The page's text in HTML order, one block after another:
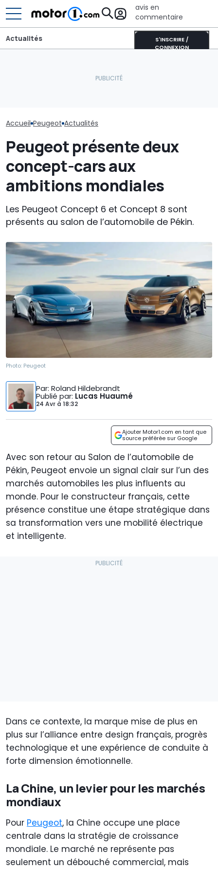
avis en
commentaire
S'INSCRIRE /
CONNEXION
Actualités
Accueil Peugeot Actualités
Peugeot présente deux
concept-cars aux
ambitions mondiales
Les Peugeot Concept 6 et Concept 8 sont
présents au salon de l’automobile de Pékin.
Photo: Peugeot
Par: Roland Hildebrandt
Publié par: Lucas Huaumé
24 Avr à 18:32
Ajouter Motor1.com en tant que
source préférée sur Google
Avec son retour au Salon de l’automobile de
Pékin, Peugeot envoie un signal clair sur l’un des
marchés automobiles les plus influents au
monde. Pour le constructeur français, cette
présence constitue une étape stratégique dans
sa transformation vers une mobilité électrique
et intelligente.
Dans ce contexte, la marque mise de plus en
plus sur l’alliance entre design français, progrès
technologique et une expérience de conduite à
forte dimension émotionnelle.
La Chine, un levier pour les marchés
mondiaux
Pour Peugeot, la Chine occupe une place
centrale dans la stratégie de croissance
mondiale. Le marché ne représente pas
seulement un débouché commercial, mais